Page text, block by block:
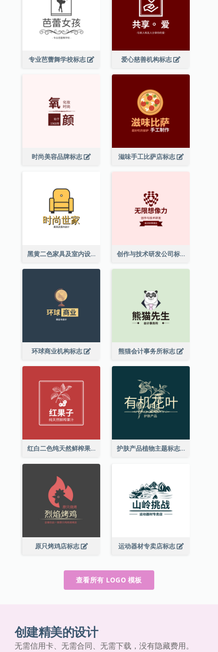
专业芭蕾舞学校标志 爱心慈善机构标志
时尚美容品牌标志 滋味手工比萨店标志
黑黄二色家具及室内设计标志 创作与技术研发公司标志
环球商业机构标志 熊猫会计事务所标志
红白二色纯天然鲜榨果汁标志 护肤产品植物主题标志
原只烤鸡店标志 运动器材专卖店标志
查看所有 LOGO 模板
创建精美的设计
无需信用卡、无需合同、无需下载，没有隐藏费用。